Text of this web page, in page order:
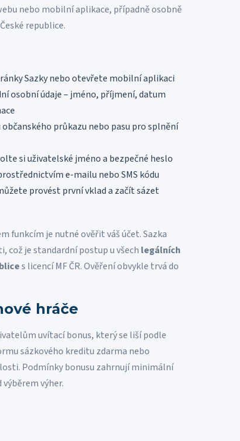
nebo mobilní aplikace, případně osobně
republice.
Sazky nebo otevřete mobilní aplikaci
osobní údaje – jméno, příjmení, datum
průkazu nebo pasu pro splnění
si uživatelské jméno a bezpečné heslo
e-mailu nebo SMS kódu
provést první vklad a začít sázet
funkcím je nutné ověřit váš účet. Sazka
což je standardní postup u všech legálních
s licencí MF ČR. Ověření obvykle trvá do
hráče
uvítací bonus, který se liší podle
sázkového kreditu zdarma nebo
Podmínky bonusu zahrnují minimální
výher.